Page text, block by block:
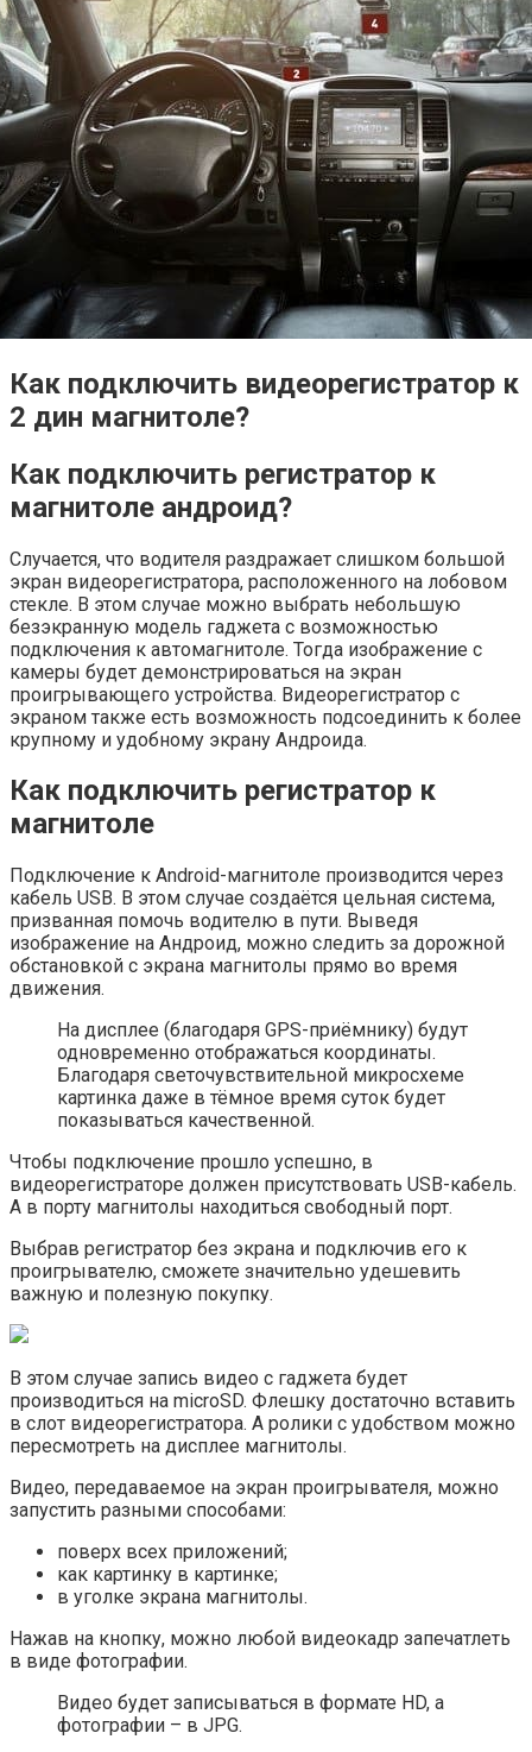
Как подключить видеорегистратор к
2 дин магнитоле?
Как подключить регистратор к
магнитоле андроид?
Случается, что водителя раздражает слишком большой
экран видеорегистратора, расположенного на лобовом
стекле. В этом случае можно выбрать небольшую
безэкранную модель гаджета с возможностью
подключения к автомагнитоле. Тогда изображение с
камеры будет демонстрироваться на экран
проигрывающего устройства. Видеорегистратор с
экраном также есть возможность подсоединить к более
крупному и удобному экрану Андроида.
Как подключить регистратор к
магнитоле
Подключение к Android-магнитоле производится через
кабель USB. В этом случае создаётся цельная система,
призванная помочь водителю в пути. Выведя
изображение на Андроид, можно следить за дорожной
обстановкой с экрана магнитолы прямо во время
движения.
На дисплее (благодаря GPS-приёмнику) будут
одновременно отображаться координаты.
Благодаря светочувствительной микросхеме
картинка даже в тёмное время суток будет
показываться качественной.
Чтобы подключение прошло успешно, в
видеорегистраторе должен присутствовать USB-кабель.
А в порту магнитолы находиться свободный порт.
Выбрав регистратор без экрана и подключив его к
проигрывателю, сможете значительно удешевить
важную и полезную покупку.
В этом случае запись видео с гаджета будет
производиться на microSD. Флешку достаточно вставить
в слот видеорегистратора. А ролики с удобством можно
пересмотреть на дисплее магнитолы.
Видео, передаваемое на экран проигрывателя, можно
запустить разными способами:
поверх всех приложений;
как картинку в картинке;
в уголке экрана магнитолы.
Нажав на кнопку, можно любой видеокадр запечатлеть
в виде фотографии.
Видео будет записываться в формате HD, а
фотографии – в JPG.